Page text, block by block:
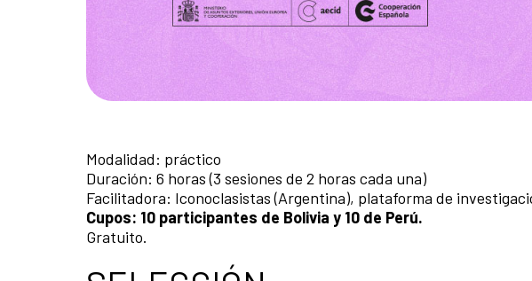
Modalidad: práctico
Duración: 6 horas (3 sesiones de 2 horas cada una)
Facilitadora: Iconoclasistas (Argentina), plataforma de
Cupos: 10 participantes de Bolivia y 10 de Perú.
Gratuito.